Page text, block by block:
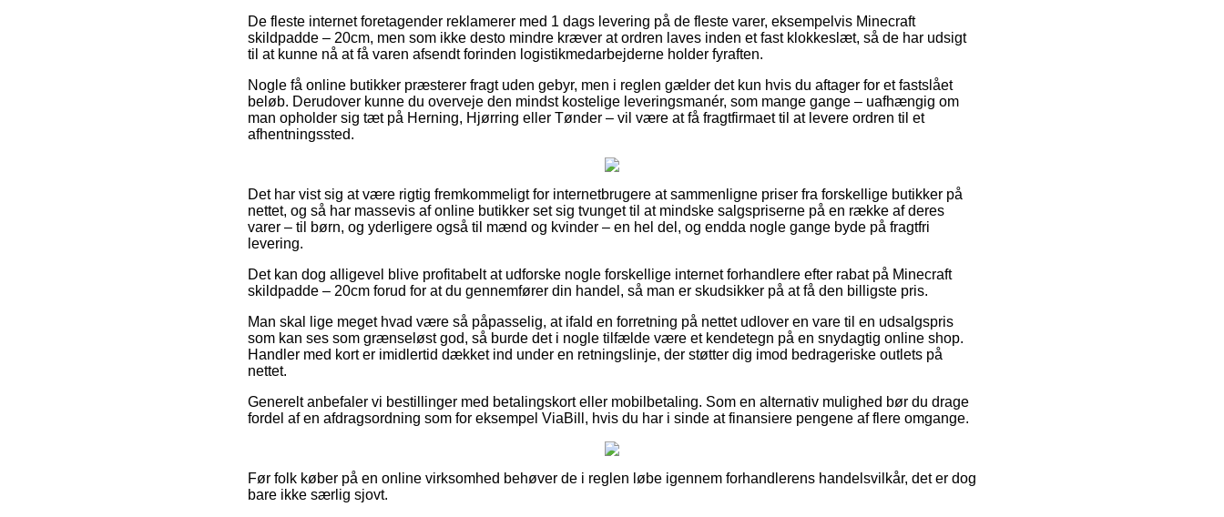
De fleste internet foretagender reklamerer med 1 dags levering på de fleste varer, eksempelvis Minecraft
skildpadde – 20cm, men som ikke desto mindre kræver at ordren laves inden et fast klokkeslæt, så de har udsigt
til at kunne nå at få varen afsendt forinden logistikmedarbejderne holder fyraften.
Nogle få online butikker præsterer fragt uden gebyr, men i reglen gælder det kun hvis du aftager for et fastslået
beløb. Derudover kunne du overveje den mindst kostelige leveringsmanér, som mange gange – uafhængig om
man opholder sig tæt på Herning, Hjørring eller Tønder – vil være at få fragtfirmaet til at levere ordren til et
afhentningssted.
Det har vist sig at være rigtig fremkommeligt for internetbrugere at sammenligne priser fra forskellige butikker på
nettet, og så har massevis af online butikker set sig tvunget til at mindske salgspriserne på en række af deres
varer – til børn, og yderligere også til mænd og kvinder – en hel del, og endda nogle gange byde på fragtfri
levering.
Det kan dog alligevel blive profitabelt at udforske nogle forskellige internet forhandlere efter rabat på Minecraft
skildpadde – 20cm forud for at du gennemfører din handel, så man er skudsikker på at få den billigste pris.
Man skal lige meget hvad være så påpasselig, at ifald en forretning på nettet udlover en vare til en udsalgspris
som kan ses som grænseløst god, så burde det i nogle tilfælde være et kendetegn på en snydagtig online shop.
Handler med kort er imidlertid dækket ind under en retningslinje, der støtter dig imod bedrageriske outlets på
nettet.
Generelt anbefaler vi bestillinger med betalingskort eller mobilbetaling. Som en alternativ mulighed bør du drage
fordel af en afdragsordning som for eksempel ViaBill, hvis du har i sinde at finansiere pengene af flere omgange.
Før folk køber på en online virksomhed behøver de i reglen løbe igennem forhandlerens handelsvilkår, det er dog
bare ikke særlig sjovt.